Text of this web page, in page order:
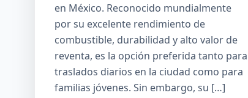
en México. Reconocido mundialmente
por su excelente rendimiento de
combustible, durabilidad y alto valor de
reventa, es la opción preferida tanto para
traslados diarios en la ciudad como para
familias jóvenes. Sin embargo, su […]